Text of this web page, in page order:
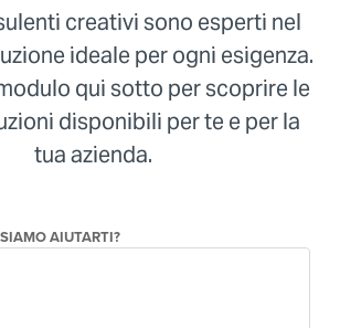
creativi sono esperti nel
ideale per ogni esigenza.
qui sotto per scoprire le
disponibili per te e per la
tua azienda.